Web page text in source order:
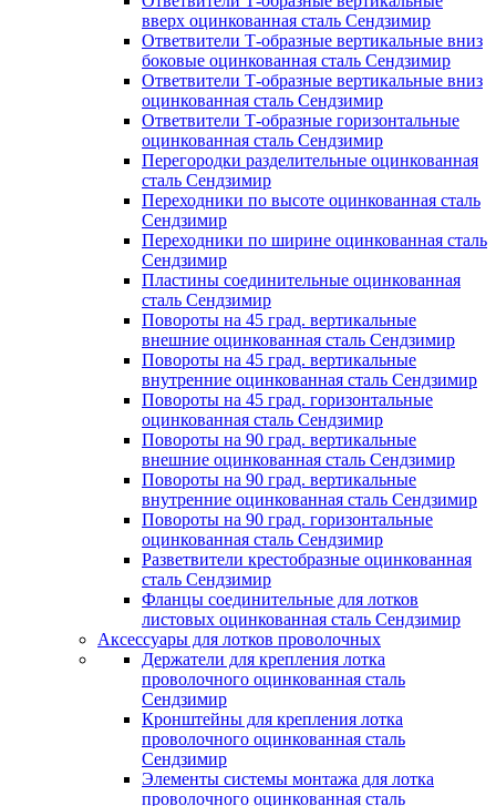
вверх оцинкованная сталь Сендзимир
Ответвители Т-образные вертикальные вниз
боковые оцинкованная сталь Сендзимир
Ответвители Т-образные вертикальные вниз
оцинкованная сталь Сендзимир
Ответвители Т-образные горизонтальные
оцинкованная сталь Сендзимир
Перегородки разделительные оцинкованная
сталь Сендзимир
Переходники по высоте оцинкованная сталь
Сендзимир
Переходники по ширине оцинкованная сталь
Сендзимир
Пластины соединительные оцинкованная
сталь Сендзимир
Повороты на 45 град. вертикальные
внешние оцинкованная сталь Сендзимир
Повороты на 45 град. вертикальные
внутренние оцинкованная сталь Сендзимир
Повороты на 45 град. горизонтальные
оцинкованная сталь Сендзимир
Повороты на 90 град. вертикальные
внешние оцинкованная сталь Сендзимир
Повороты на 90 град. вертикальные
внутренние оцинкованная сталь Сендзимир
Повороты на 90 град. горизонтальные
оцинкованная сталь Сендзимир
Разветвители крестобразные оцинкованная
сталь Сендзимир
Фланцы соединительные для лотков
листовых оцинкованная сталь Сендзимир
Аксессуары для лотков проволочных
Держатели для крепления лотка
проволочного оцинкованная сталь
Сендзимир
Кронштейны для крепления лотка
проволочного оцинкованная сталь
Сендзимир
Элементы системы монтажа для лотка
проволочного оцинкованная сталь